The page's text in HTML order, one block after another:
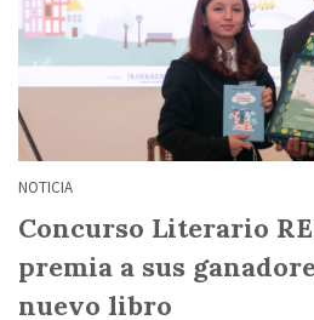
NOTICIA
Concurso Literario
premia a sus
nuevo libro